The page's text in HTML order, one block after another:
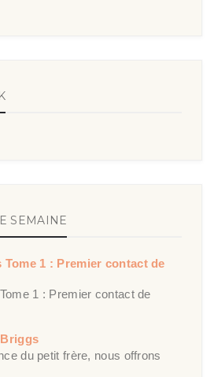
SEMAINE
1 : Premier contact de
1 : Premier contact de
du petit frère, nous offrons